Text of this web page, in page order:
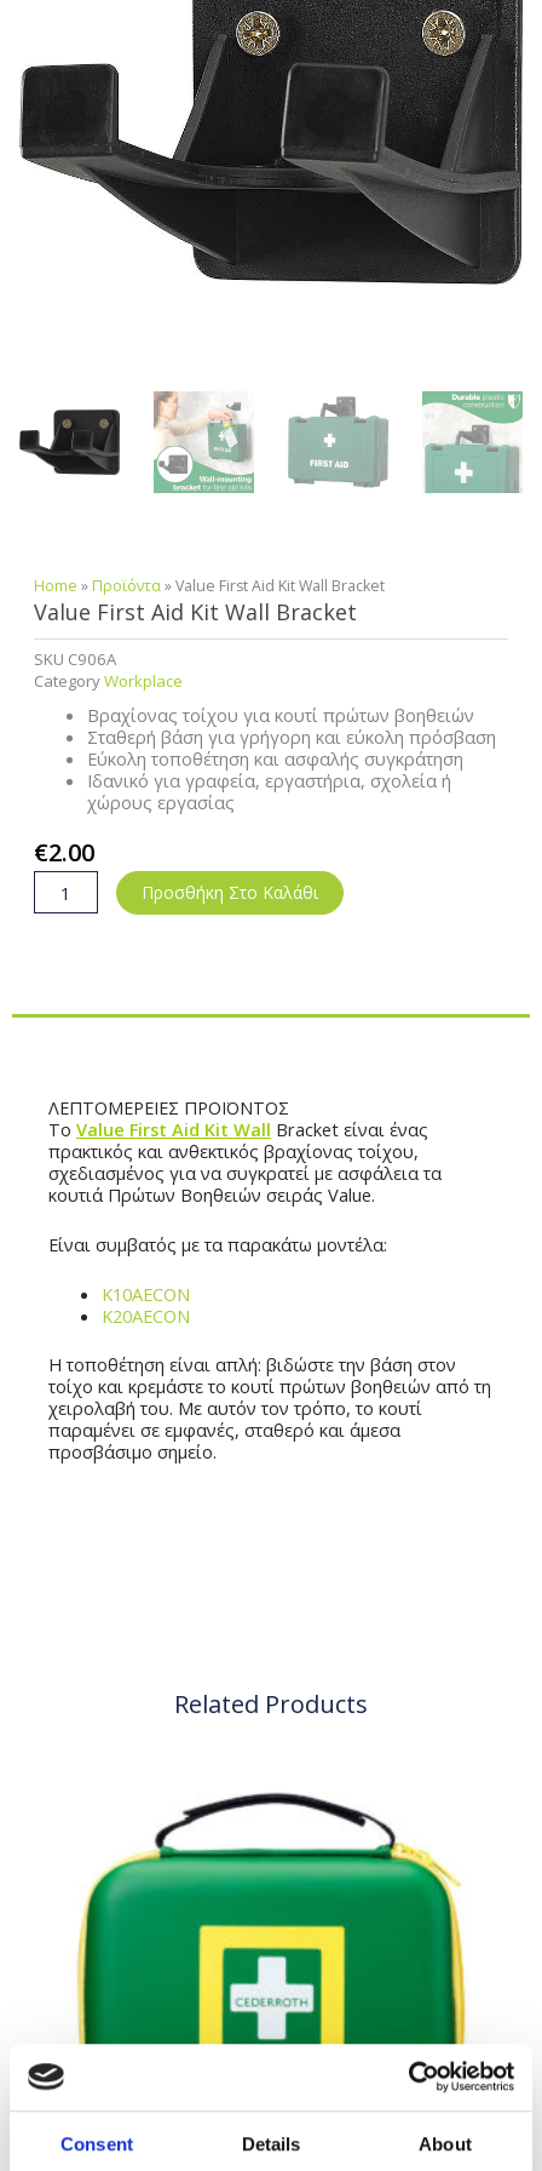
Consent Details About
Home » Προϊόντα»Value First Aid Kit Wall Bracket
Value First Aid Kit Wall Bracket
SKU C906A
CategoryWorkplace
Βραχίονας τοίχου για κουτί πρώτων βοηθειών
Σταθερή βάση για γρήγορη και εύκολη πρόσβαση
Εύκολη τοποθέτηση και ασφαλής συγκράτηση
Ιδανικό για γραφεία, εργαστήρια, σχολεία ή
χώρους εργασίας
€2.00
First
ποσότητα
Προσθήκη Στο Καλάθι
ΛΕΠΤΟΜΕΡΕΙΕΣ ΠΡΟΪΟΝΤΟΣ
Το Value First Aid Kit Wall Bracket είναι ένας
πρακτικός και ανθεκτικός βραχίονας τοίχου,
σχεδιασμένος για να συγκρατεί με ασφάλεια τα
κουτιά Πρώτων Βοηθειών σειράς Value.
Είναι συμβατός με τα παρακάτω μοντέλα:
K10AECON
K20AECON
Η τοποθέτηση είναι απλή: βιδώστε την βάση στον
τοίχο και κρεμάστε το κουτί πρώτων βοηθειών από τη
χειρολαβή του. Με αυτόν τον τρόπο, το κουτί
παραμένει σε εμφανές, σταθερό και άμεσα
προσβάσιμο σημείο.
Related Products